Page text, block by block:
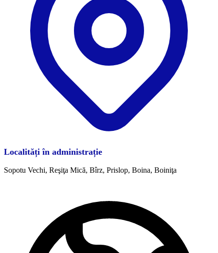
Localități în administrație
Sopotu Vechi, Reşiţa Mică, Bîrz, Prislop, Boina, Boiniţa